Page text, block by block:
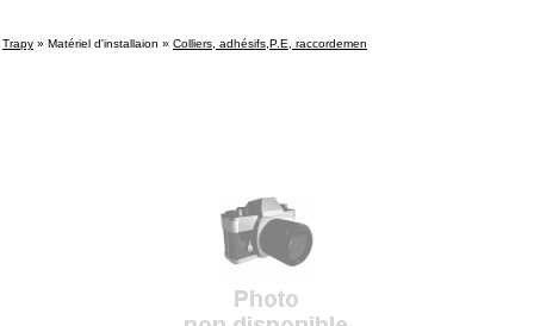
Trapy » Matériel d'installaion » Colliers, adhésifs,P.E, raccordemen